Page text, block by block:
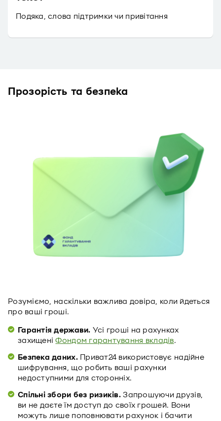
Подяка, слова підтримки чи привітання
Прозорість та безпека
Розуміємо, наскільки важлива довіра, коли йдеться
про ваші гроші.
Гарантія держави. Усі гроші на рахунках
захищеніФондом гарантування вкладів.
Безпека даних. Приват24 використовує надійне
шифрування, що робить ваші рахунки
недоступними для сторонніх.
Спільні збори без ризиків. Запрошуючи друзів,
ви не даєте їм доступ до своїх грошей. Вони
можуть лише поповнювати рахунок і бачити